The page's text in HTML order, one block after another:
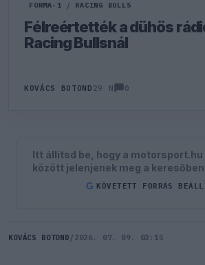
FORMA-1 / RACING BULLS
Félreértették a dühös
Racing Bullsnál
KOVÁCS BOTOND 29 N 0
Itt állítsd be, hogy a
között jelenjenek meg a
G KÖVETETT FORRÁS
KOVÁCS BOTOND / 2026. 07. 09. 03:15